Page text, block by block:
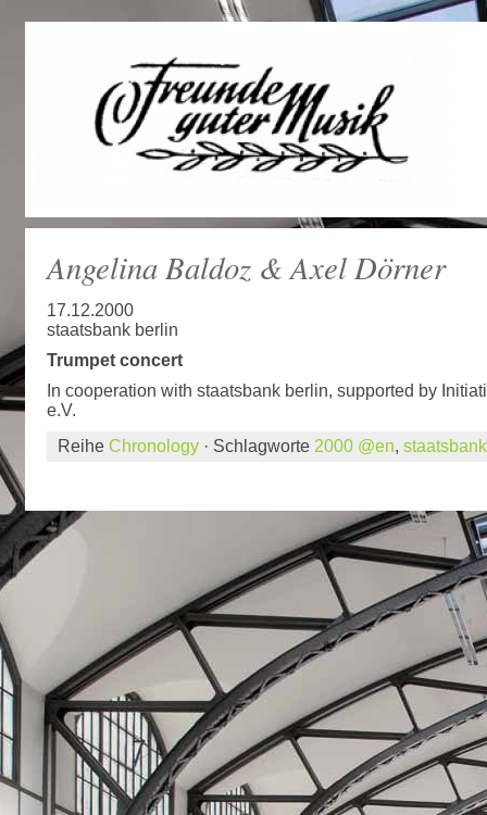
Angelina Baldoz & Axel Dörner
17.12.2000
staatsbank berlin
Trumpet concert
In cooperation with staatsbank berlin, supported by
e.V.
Reihe Chronology · Schlagworte 2000 @en,